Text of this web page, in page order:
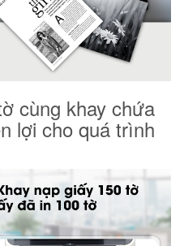
cùng khay chứa
lợi cho quá trình